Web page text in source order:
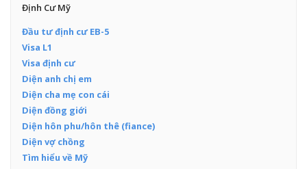
Định Cư Mỹ
Đầu tư định cư EB-5
Visa L1
Visa định cư
Diện anh chị em
Diện cha mẹ con cái
Diện đồng giới
Diện hôn phu/hôn thê (fiance)
Diện vợ chồng
Tìm hiểu về Mỹ